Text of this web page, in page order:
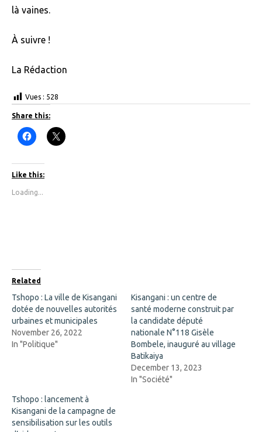
là vaines.
À suivre !
La Rédaction
Vues : 528
Share this:
C
l
k
t
o
h
b
o
o
k
(
O
p
e
n
s
i
n
d
o
w
C
l
i
n
n
e
w
w
Like this:
Loading...
Related
Tshopo : La ville de Kisangani
dotée de nouvelles autorités
urbaines et municipales
November 26, 2022
In "Politique"
Kisangani : un centre de
santé moderne construit par
la candidate député
nationale N°118 Gisèle
Bombele, inauguré au village
Batikaiya
December 13, 2023
In "Société"
Tshopo : lancement à
Kisangani de la campagne de
sensibilisation sur les outils